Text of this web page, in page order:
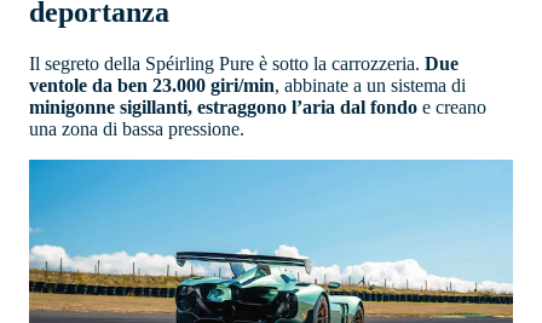
deportanza
Il segreto della Spéirling Pure è sotto la carrozzeria. Due
ventole da ben 23.000 giri/min, abbinate a un sistema di
minigonne sigillanti, estraggono l’aria dal fondo e creano
una zona di bassa pressione.